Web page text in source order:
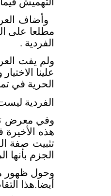
وأضاف
مطلعا على
الفردية .
ولم يفت
علينا
الحرية في
الفردية ليست
وفي معرض
هذه
تثبيت صفة
الجزم
وحول ظهور
أيضا.هذا